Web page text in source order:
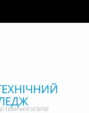
ТЕХНІЧНОЇ ОСВІТИ!